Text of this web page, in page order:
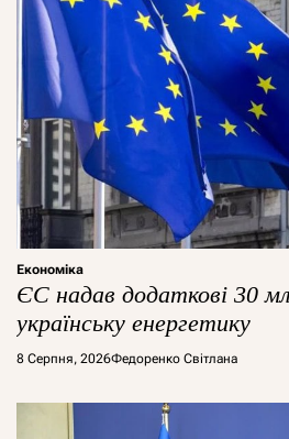
Економіка
ЄС надав додаткові 30
українську енергетику
8 Серпня, 2026Федоренко Світлана